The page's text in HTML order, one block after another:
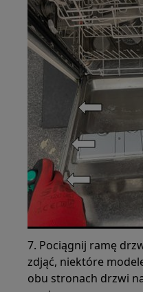
7. Pociągnij ramę
zdjąć, niektóre
obu stronach drzwi